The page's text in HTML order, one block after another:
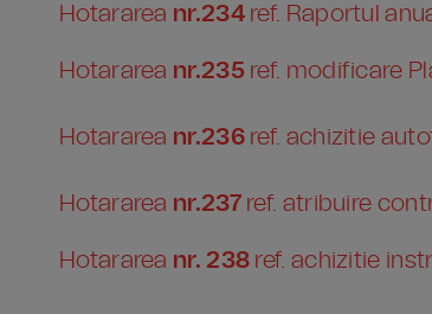
Hotararea nr.234ref. Raportul
Hotararea nr.235 ref. modificare
Hotararea nr.236 ref. achizitie
Hotararea nr.237ref. atribuire
Hotararea nr. 238 ref. achizitie